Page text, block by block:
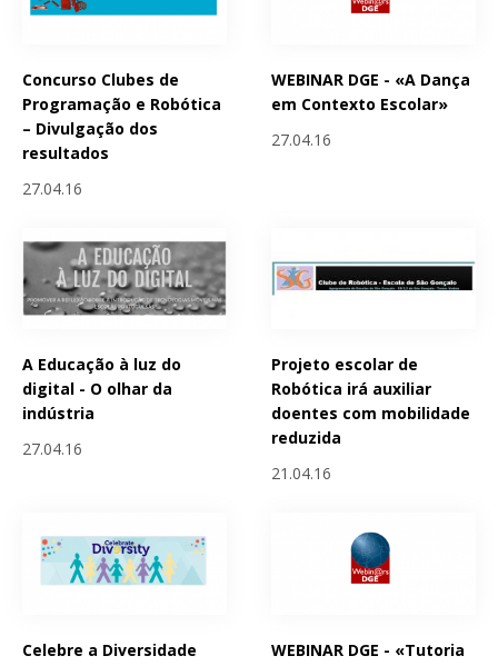
Concurso Clubes de
Programação e Robótica
– Divulgação dos
resultados
27.04.16
WEBINAR DGE - «A Dança
em Contexto Escolar»
27.04.16
A Educação à luz do
digital - O olhar da
indústria
27.04.16
Projeto escolar de
Robótica irá auxiliar
doentes com mobilidade
reduzida
21.04.16
Celebre a Diversidade
WEBINAR DGE - «Tutoria